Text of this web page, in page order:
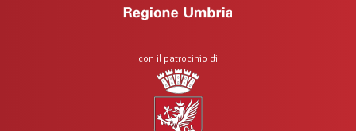
con il patrocinio di